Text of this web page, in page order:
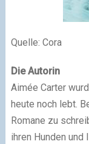
Quelle: Cora
Die Autorin
Aimée Carter
heute noch lebt.
Romane zu
ihren Hunden